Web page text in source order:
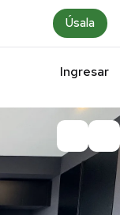
Úsala
Ingresar